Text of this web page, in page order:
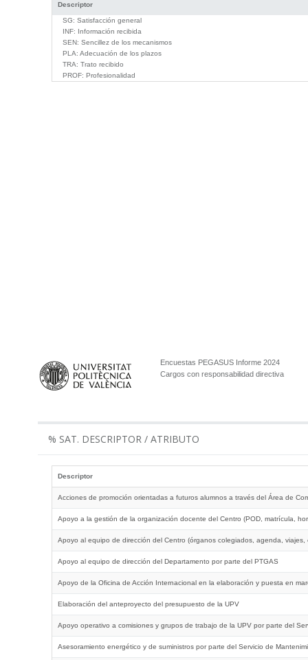
Descriptor
SG: Satisfacción general
INF: Información recibida
SEN: Sencillez de los mecanismos
PLA: Adecuación de los plazos
TRA: Trato recibido
PROF: Profesionalidad
Encuestas PEGASUS Informe 2024
Cargos con responsabilidad directiva
% SAT. DESCRIPTOR / ATRIBUTO
Descriptor
Acciones de promoción orientadas a futuros alumnos a través del Área de
Apoyo a la gestión de la organización docente del Centro (POD, matrícula,
Apoyo al equipo de dirección del Centro (órganos colegiados, agenda,
Apoyo al equipo de dirección del Departamento por parte del PTGAS
Apoyo de la Oficina de Acción Internacional en la elaboración y puesta en
Elaboración del anteproyecto del presupuesto de la UPV
Apoyo operativo a comisiones y grupos de trabajo de la UPV por parte del
Asesoramiento energético y de suministros por parte del Servicio de